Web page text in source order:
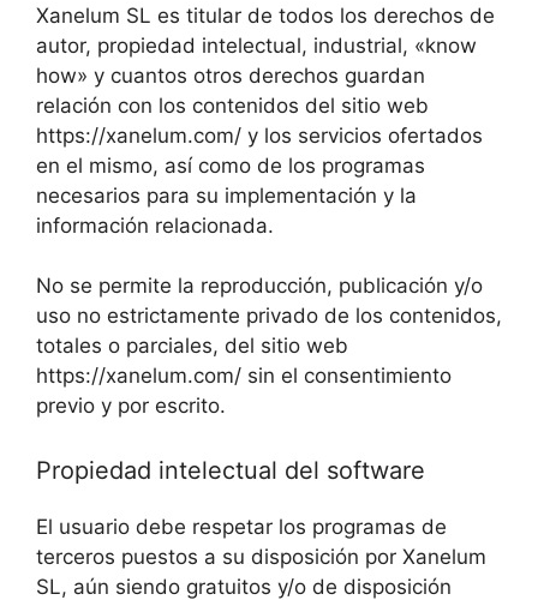
Xanelum SL es titular de todos los derechos de
autor, propiedad intelectual, industrial, «know
how» y cuantos otros derechos guardan
relación con los contenidos del sitio web
https://xanelum.com/ y los servicios ofertados
en el mismo, así como de los programas
necesarios para su implementación y la
información relacionada.
No se permite la reproducción, publicación y/o
uso no estrictamente privado de los contenidos,
totales o parciales, del sitio web
https://xanelum.com/ sin el consentimiento
previo y por escrito.
Propiedad intelectual del software
El usuario debe respetar los programas de
terceros puestos a su disposición por Xanelum
SL, aún siendo gratuitos y/o de disposición